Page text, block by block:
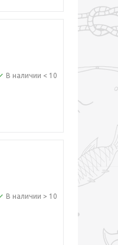
В наличии < 10
В наличии > 10